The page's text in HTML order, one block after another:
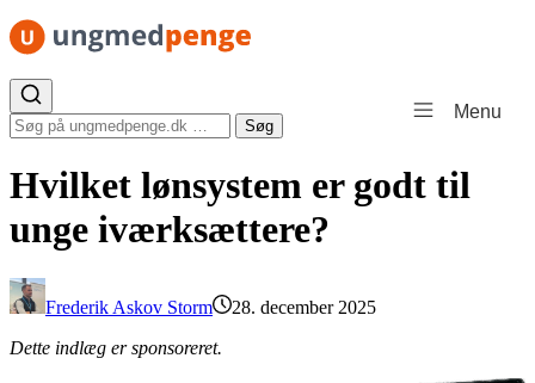
Spring til indhold
Menu
Søg efter: Søg
Hvilket lønsystem er godt til
unge iværksættere?
Frederik Askov Storm
28. december 2025
Dette indlæg er sponsoreret.